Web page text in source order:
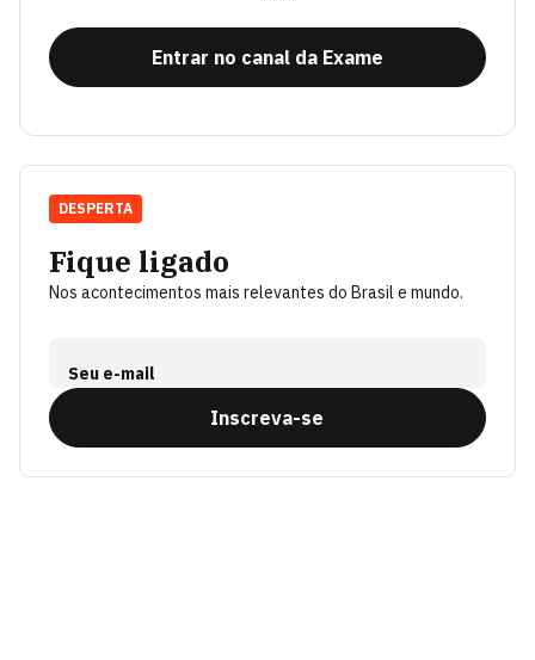
Entrar no canal da Exame
Fique ligado
Nos acontecimentos mais relevantes do Brasil e mundo.
Seu e-mail
Inscreva-se
DESPERTA